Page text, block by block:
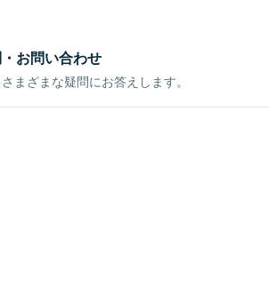
お問い合わせ
まざまな疑問にお答えします。